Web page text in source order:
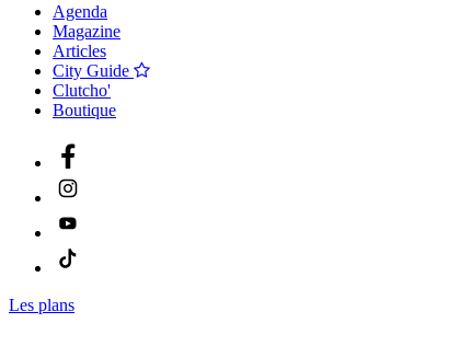
Agenda
Magazine
Articles
City Guide
Clutcho'
Boutique
Les plans